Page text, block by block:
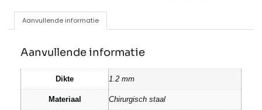
Aanvullende informatie
Aanvullende informatie
Dikte 1.2 mm
Materiaal Chirurgisch staal